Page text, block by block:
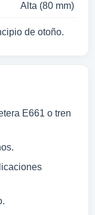
Alta (80 mm)
de otoño.
E661 o tren